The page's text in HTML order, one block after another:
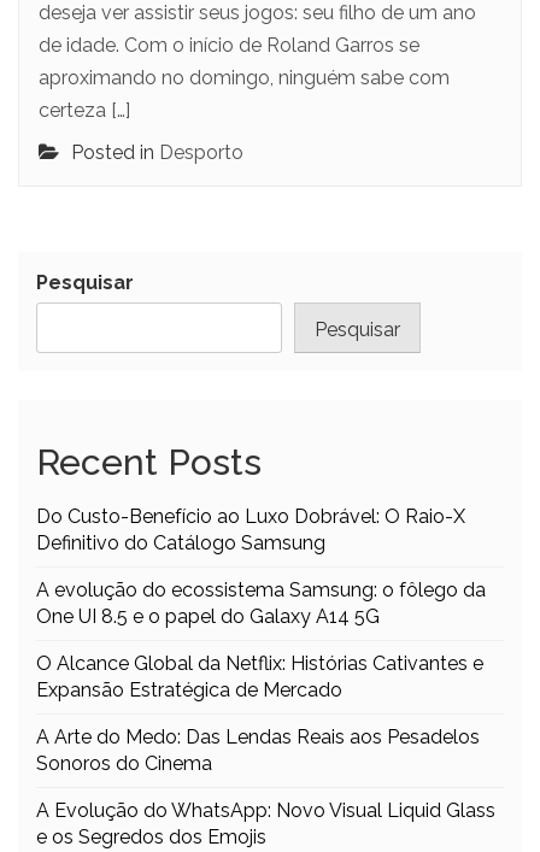
deseja ver assistir seus jogos: seu filho de um ano
de idade. Com o início de Roland Garros se
aproximando no domingo, ninguém sabe com
certeza […]
Posted in Desporto
Pesquisar
Pesquisar
Recent Posts
Do Custo-Benefício ao Luxo Dobrável: O Raio-X
Definitivo do Catálogo Samsung
A evolução do ecossistema Samsung: o fôlego da
One UI 8.5 e o papel do Galaxy A14 5G
O Alcance Global da Netflix: Histórias Cativantes e
Expansão Estratégica de Mercado
A Arte do Medo: Das Lendas Reais aos Pesadelos
Sonoros do Cinema
A Evolução do WhatsApp: Novo Visual Liquid Glass
e os Segredos dos Emojis